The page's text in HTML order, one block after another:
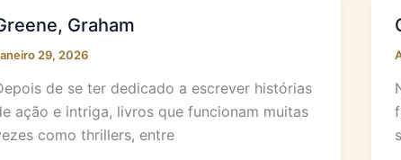
Graham
29, 2026
de se ter dedicado a escrever histórias
ação e intriga, livros que funcionam muitas
como thrillers, entre